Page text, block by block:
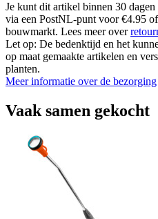
Je kunt dit artikel binnen 30
via een PostNL-punt voor €4.95 of
bouwmarkt. Lees meer over
Let op: De bedenktijd en het
op maat gemaakte artikelen en
planten.
Meer informatie over de bezorging
Vaak samen gekocht